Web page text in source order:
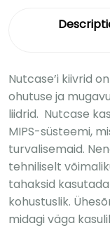
Nutcase’i kiivrid
ohutuse ja
liidrid. Nutcase
MIPS-süsteemi,
turvalisemaid.
tehniliselt
tahaksid
kohustuslik.
midagi väga